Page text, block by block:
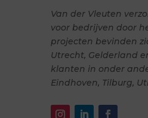
Van der Vleuten
voor bedrijven door
projecten bevinden
Utrecht, Gelderland
klanten in onder
Eindhoven, Tilburg,